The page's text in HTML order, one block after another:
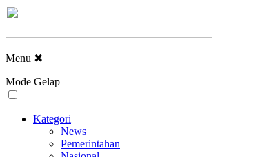
Menu ✖
Mode Gelap
Kategori
News
Pemerintahan